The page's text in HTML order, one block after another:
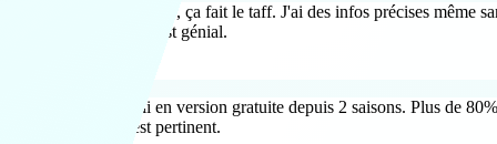
C'est un bon outil, ça fait le taff. J'ai des infos précises même
d'application c'est génial.
J'utilise l'appli en version gratuite depuis 2 saisons. Plus de
tellement c'est pertinent.